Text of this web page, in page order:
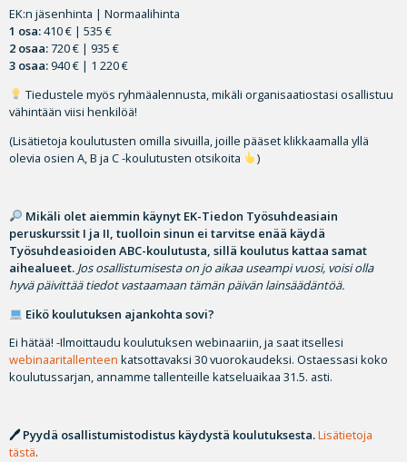
EK:n jäsenhinta | Normaalihinta
1 osa:410 € | 535 €
2 osaa:720 € | 935 €
3 osaa:940 € | 1 220 €
Tiedustele myös ryhmäalennusta, mikäli organisaatiostasi osallistuu
vähintään viisi henkilöä!
(Lisätietoja koulutusten omilla sivuilla, joille pääset klikkaamalla yllä
olevia osien A, B ja C -koulutusten otsikoita
)
Mikäli olet aiemmin käynyt EK-Tiedon Työsuhdeasiain
peruskurssit I ja II, tuolloin sinun ei tarvitse enää käydä
Työsuhdeasioiden ABC-koulutusta, sillä koulutus kattaa samat
aihealueet. Jos osallistumisesta on jo aikaa useampi vuosi, voisi olla
hyvä päivittää tiedot vastaamaan tämän päivän lainsäädäntöä.
Eikö koulutuksen ajankohta sovi?
Ei hätää! -Ilmoittaudu koulutuksen webinaariin, ja saat itsellesi
webinaaritallenteen katsottavaksi 30 vuorokaudeksi. Ostaessasi koko
koulutussarjan, annamme tallenteille katseluaikaa 31.5. asti.
🖊 Pyydä osallistumistodistus käydystä koulutuksesta.Lisätietoja
tästä.